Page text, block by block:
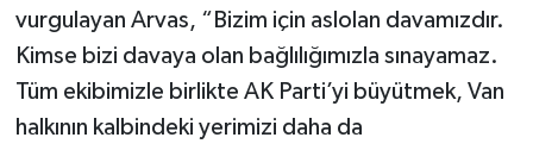
vurgulayan Arvas, “Bizim için aslolan davamızdır.
Kimse bizi davaya olan bağlılığımızla sınayamaz.
Tüm ekibimizle birlikte AK Parti’yi büyütmek, Van
halkının kalbindeki yerimizi daha da